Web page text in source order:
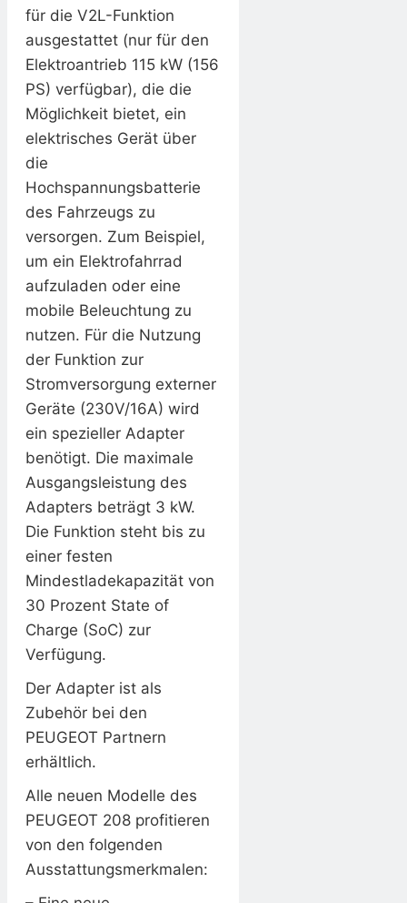
für die V2L-Funktion
ausgestattet (nur für den
Elektroantrieb 115 kW (156
PS) verfügbar), die die
Möglichkeit bietet, ein
elektrisches Gerät über
die
Hochspannungsbatterie
des Fahrzeugs zu
versorgen. Zum Beispiel,
um ein Elektrofahrrad
aufzuladen oder eine
mobile Beleuchtung zu
nutzen. Für die Nutzung
der Funktion zur
Stromversorgung externer
Geräte (230V/16A) wird
ein spezieller Adapter
benötigt. Die maximale
Ausgangsleistung des
Adapters beträgt 3 kW.
Die Funktion steht bis zu
einer festen
Mindestladekapazität von
30 Prozent State of
Charge (SoC) zur
Verfügung.
Der Adapter ist als
Zubehör bei den
PEUGEOT Partnern
erhältlich.
Alle neuen Modelle des
PEUGEOT 208 profitieren
von den folgenden
Ausstattungsmerkmalen: